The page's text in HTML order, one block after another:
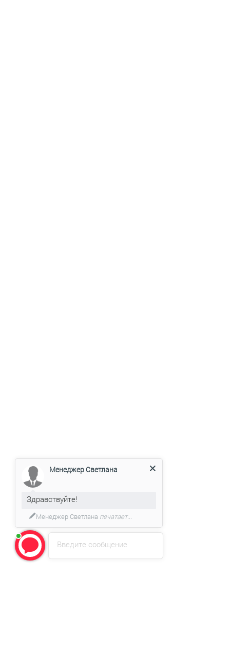
Введите сообщение
Менеджер Светлана
Здравствуйте!
Менеджер Светлана печатает...